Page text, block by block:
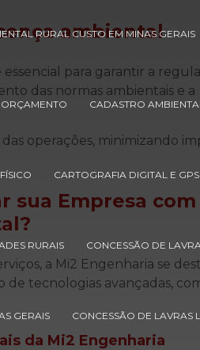
RURAL CUSTO EM MINAS GERAIS
CADASTRO
CARTOGRAFIA DIGITAL E GPS
RURAIS CONCESSÃO DE
GERAIS CONCESSÃO DE LAVRAS
ambiental
essencial para garantir a
das normas ambientais e a
operações, minimizando
sua Empresa com
?
a Mi2 Engenharia se
tecnologias avançadas,
da Mi2 Engenharia